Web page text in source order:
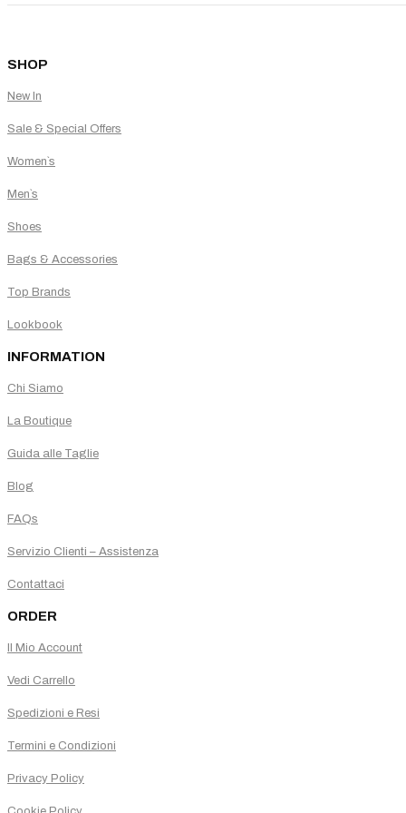
SHOP
New In
Sale & Special Offers
Women`s
Men`s
Shoes
Bags & Accessories
Top Brands
Lookbook
INFORMATION
Chi Siamo
La Boutique
Guida alle Taglie
Blog
FAQs
Servizio Clienti – Assistenza
Contattaci
ORDER
Il Mio Account
Vedi Carrello
Spedizioni e Resi
Termini e Condizioni
Privacy Policy